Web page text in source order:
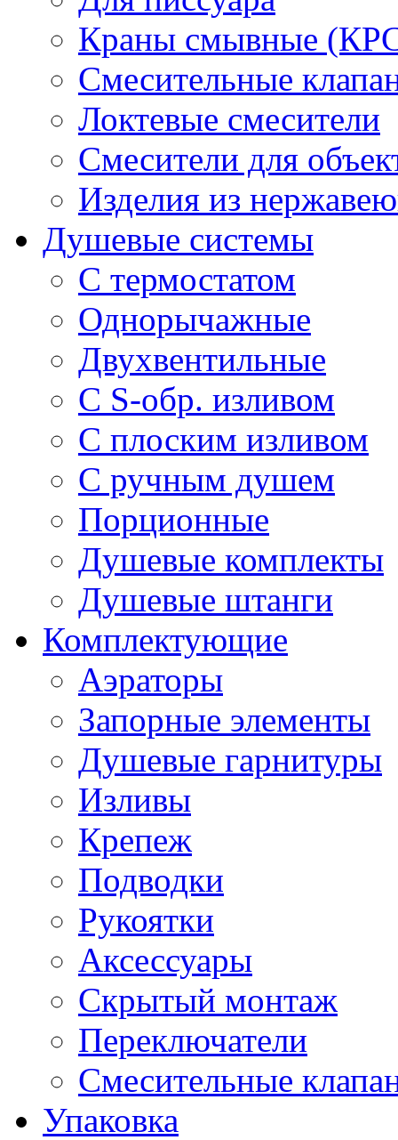
Краны смывные
Смесительные
Локтевые смесители
Смесители для
Изделия из
Душевые системы
С термостатом
Однорычажные
Двухвентильные
С S-обр. изливом
С плоским изливом
С ручным душем
Порционные
Душевые комплекты
Душевые штанги
Комплектующие
Аэраторы
Запорные элементы
Душевые гарнитуры
Изливы
Крепеж
Подводки
Рукоятки
Аксессуары
Скрытый монтаж
Переключатели
Смесительные
Упаковка